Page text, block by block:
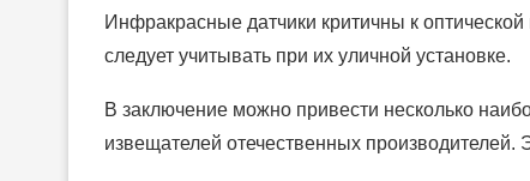
Инфракрасные датчики критичны к
следует учитывать при их уличной установке.
В заключение можно привести несколько
извещателей отечественных производителей.